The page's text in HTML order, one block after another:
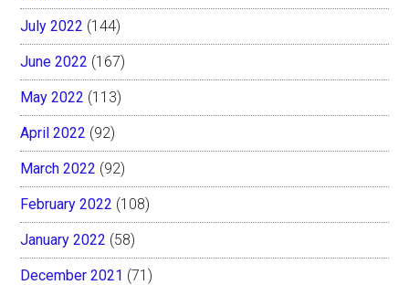
July 2022 (144)
June 2022 (167)
May 2022 (113)
April 2022 (92)
March 2022 (92)
February 2022 (108)
January 2022 (58)
December 2021 (71)